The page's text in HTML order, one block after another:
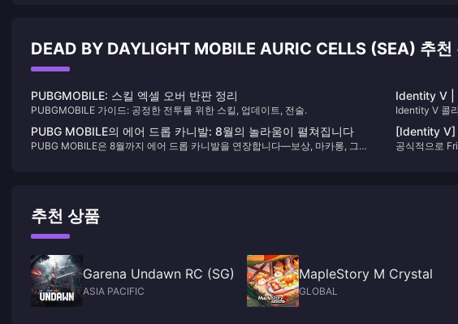
DEAD BY DAYLIGHT MOBILE AURIC CELLS (SEA) 추천
PUBGMOBILE: 스킬 엑셀 오버 반판 정리
PUBGMOBILE 가이드: 공정한 전투를 위한 스킬, 업데이트, 전술.
Identity V |
보기
Identity V 콜
콜라보는 플
들은 너무나
릭터를 찾는
PUBG MOBILE의 에어 드롭 카니발: 8월의 놀라움이 펼쳐집니다
PUBG MOBILE은 8월까지 에어 드롭 카니발을 연장합니다—보상, 마카롱, 그리
[Identity V]
10회 무료
공식적으로
추천 상품
Garena Undawn RC (SG)
ASIA PACIFIC
MapleStory M Crystal
GLOBAL